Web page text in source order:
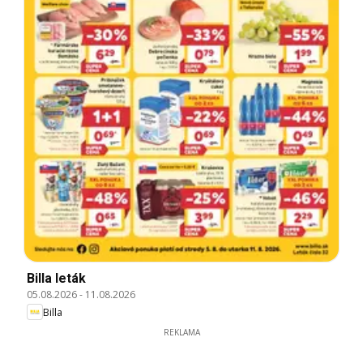
Billa leták
05.08.2026- 11.08.2026
Billa
REKLAMA